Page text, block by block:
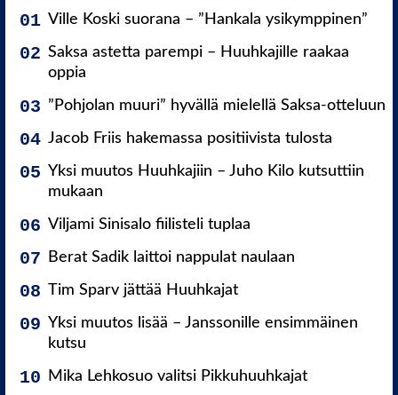
Ville Koski suorana – ”Hankala ysikymppinen”
Saksa astetta parempi – Huuhkajille raakaa
oppia
”Pohjolan muuri” hyvällä mielellä Saksa-otteluun
Jacob Friis hakemassa positiivista tulosta
Yksi muutos Huuhkajiin – Juho Kilo kutsuttiin
mukaan
Viljami Sinisalo fiilisteli tuplaa
Berat Sadik laittoi nappulat naulaan
Tim Sparv jättää Huuhkajat
Yksi muutos lisää – Janssonille ensimmäinen
kutsu
Mika Lehkosuo valitsi Pikkuhuuhkajat